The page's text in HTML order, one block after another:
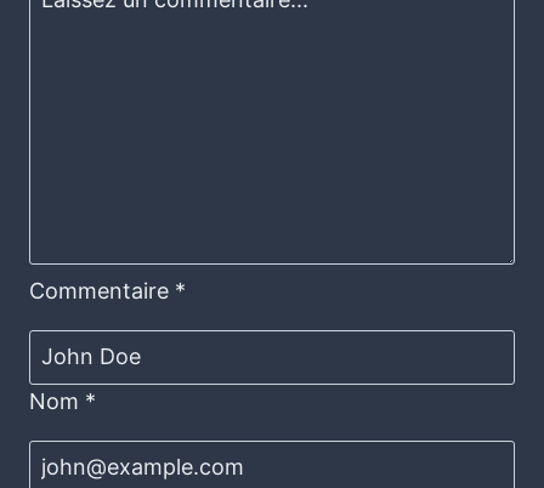
Commentaire *
Nom *